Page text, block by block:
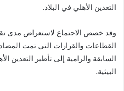
التعدين الأهلي في البلاد.
وقد خصص الاجتماع لاستعراض مدى
القطاعات والقرارات التي تمت
السابقة والرامية إلى تأطير التعدين
البيئية.